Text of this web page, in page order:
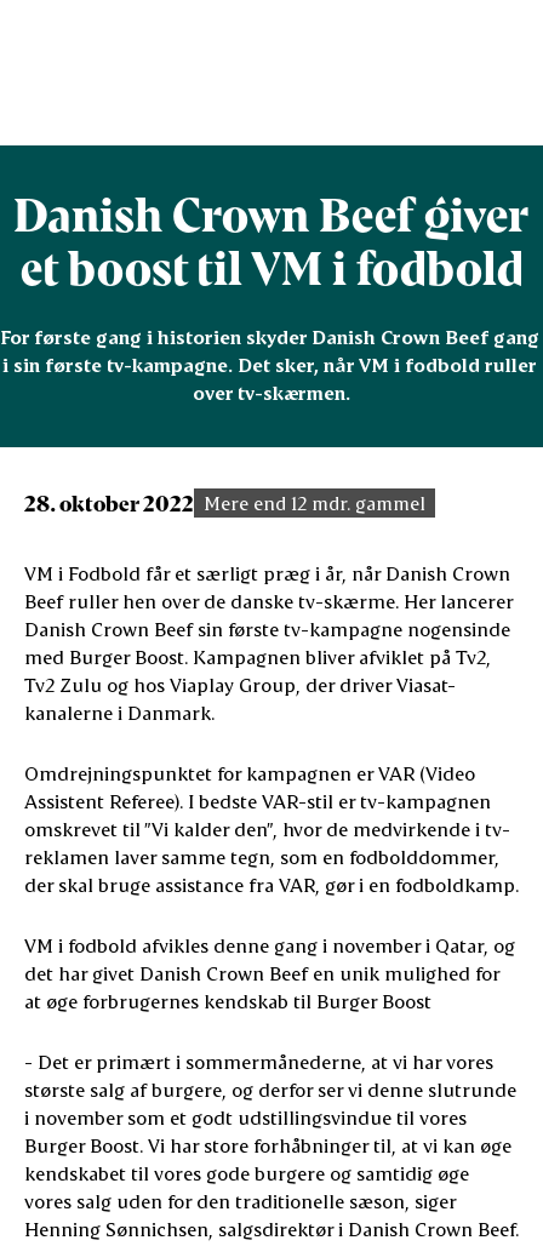
Danish Crown Beef giver
et boost til VM i fodbold
For første gang i historien skyder Danish Crown Beef gang
i sin første tv-kampagne. Det sker, når VM i fodbold ruller
over tv-skærmen.
28. oktober 2022 Mere end 12 mdr. gammel
VM i Fodbold får et særligt præg i år, når Danish Crown
Beef ruller hen over de danske tv-skærme. Her lancerer
Danish Crown Beef sin første tv-kampagne nogensinde
med Burger Boost. Kampagnen bliver afviklet på Tv2,
Tv2 Zulu og hos Viaplay Group, der driver Viasat-
kanalerne i Danmark.
Omdrejningspunktet for kampagnen er VAR (Video
Assistent Referee). I bedste VAR-stil er tv-kampagnen
omskrevet til ”Vi kalder den”, hvor de medvirkende i tv-
reklamen laver samme tegn, som en fodbolddommer,
der skal bruge assistance fra VAR, gør i en fodboldkamp.
VM i fodbold afvikles denne gang i november i Qatar, og
det har givet Danish Crown Beef en unik mulighed for
at øge forbrugernes kendskab til Burger Boost
- Det er primært i sommermånederne, at vi har vores
største salg af burgere, og derfor ser vi denne slutrunde
i november som et godt udstillingsvindue til vores
Burger Boost. Vi har store forhåbninger til, at vi kan øge
kendskabet til vores gode burgere og samtidig øge
vores salg uden for den traditionelle sæson, siger
Henning Sønnichsen, salgsdirektør i Danish Crown Beef.